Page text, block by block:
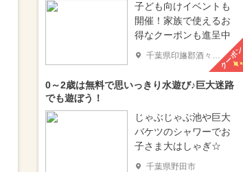
子ども向けイベントも
開催！家族で使えるお
得なクーポンも進呈中
千葉県印旛郡酒々井町 クーポン
0～2歳は無料で思いっきり水遊び♪巨大迷路
でも遊ぼう！
じゃぶじゃぶ池や巨大
バケツのシャワーでお
子さま大はしゃぎ☆
千葉県野田市